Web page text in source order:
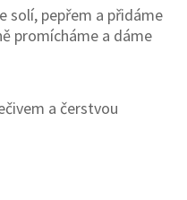
solí, pepřem a přidáme
promícháme a dáme
a čerstvou